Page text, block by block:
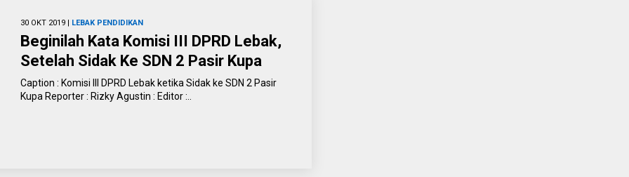
30 OKT 2019 | LEBAK PENDIDIKAN
Beginilah Kata Komisi III DPRD Lebak,
Setelah Sidak Ke SDN 2 Pasir Kupa
Caption : Komisi III DPRD Lebak ketika Sidak ke SDN 2 Pasir
Kupa Reporter : Rizky Agustin : Editor :..